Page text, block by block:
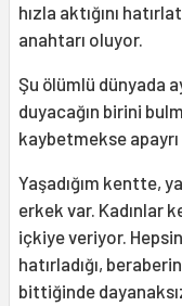
hızla aktığını
anahtarı oluyor.
Şu ölümlü dünyada
duyacağın birini
kaybetmekse apayrı
Yaşadığım kentte,
erkek var. Kadınlar
içkiye veriyor.
hatırladığı,
bittiğinde